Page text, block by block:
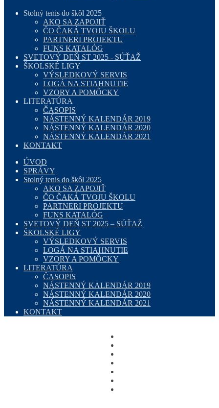
Stolný tenis do škôl 2025
AKO SA ZAPOJIŤ
ČO ČAKÁ TVOJU ŠKOLU
PARTNERI PROJEKTU
FUNS KATALÓG
SVETOVÝ DEŇ ST 2025 - SÚŤAŽ
ŠKOLSKÉ LIGY
VÝSLEDKOVÝ SERVIS
LOGÁ NA STIAHNUTIE
VZORY A POMÔCKY
LITERATÚRA
ČASOPIS
NÁSTENNÝ KALENDÁR 2019
NÁSTENNÝ KALENDÁR 2020
NÁSTENNÝ KALENDÁR 2021
KONTAKT
ÚVOD
SPRÁVY
Stolný tenis do škôl 2025
AKO SA ZAPOJIŤ
ČO ČAKÁ TVOJU ŠKOLU
PARTNERI PROJEKTU
FUNS KATALÓG
SVETOVÝ DEŇ ST 2025 – SÚŤAŽ
ŠKOLSKÉ LIGY
VÝSLEDKOVÝ SERVIS
LOGÁ NA STIAHNUTIE
VZORY A POMÔCKY
LITERATÚRA
ČASOPIS
NÁSTENNÝ KALENDÁR 2019
NÁSTENNÝ KALENDÁR 2020
NÁSTENNÝ KALENDÁR 2021
KONTAKT